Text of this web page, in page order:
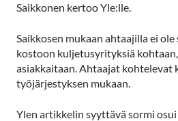
Saikkonen kertoo Yle:lle.
Saikkosen mukaan ahtaajilla ei
kostoon kuljetusyrityksiä
asiakkaitaan. Ahtaajat kohtelevat
työjärjestyksen mukaan.
Ylen artikkelin syyttävä sormi